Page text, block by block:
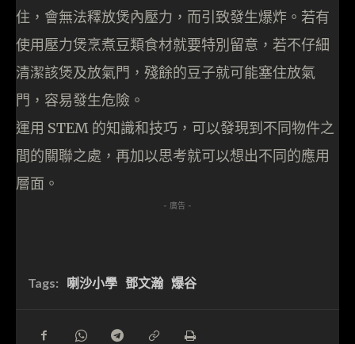
住，會無法釋放煲內壓力，而引致發生爆炸。若有
使用壓力煲烹煮豆類食材就要特別留意，若不仔細
清潔該煲及放氣門，殘餘的豆子就可能塞住放氣
門，容易發生危險。
運用 STEM 的知識和技巧，可以發現到不同物件之
間的關聯之處，再加以思考就可以想出不同的應用
層面。
- 廣告 -
Tags: 喇沙小學 鄧文瀚 爆谷